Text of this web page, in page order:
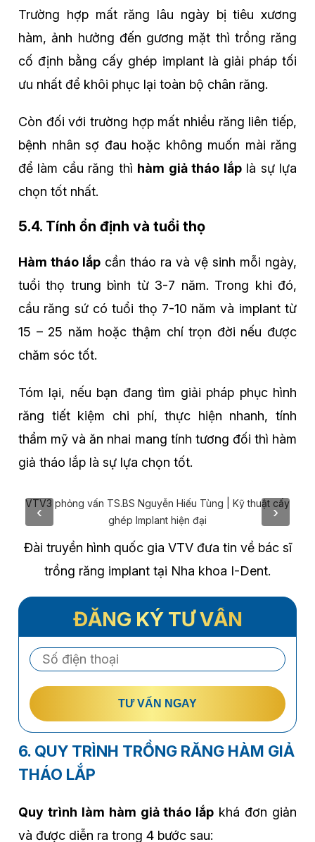
Trường hợp mất răng lâu ngày bị tiêu xương
hàm, ảnh hưởng đến gương mặt thì trồng răng
cố định bằng cấy ghép implant là giải pháp tối
ưu nhất để khôi phục lại toàn bộ chân răng.
Còn đối với trường hợp mất nhiều răng liên tiếp,
bệnh nhân sợ đau hoặc không muốn mài răng
để làm cầu răng thì hàm giả tháo lắplà sự lựa
chọn tốt nhất.
5.4. Tính ổn định và tuổi thọ
Hàm tháo lắp cần tháo ra và vệ sinh mỗi ngày,
tuổi thọ trung bình từ 3-7 năm. Trong khi đó,
cầu răng sứ có tuổi thọ 7-10 năm và implant từ
15 – 25 năm hoặc thậm chí trọn đời nếu được
chăm sóc tốt.
Tóm lại, nếu bạn đang tìm giải pháp phục hình
răng tiết kiệm chi phí, thực hiện nhanh, tính
thẩm mỹ và ăn nhai mang tính tương đối thì hàm
giả tháo lắp là sự lựa chọn tốt.
VTV3 phỏng vấn TS.BS Nguyễn Hiếu Tùng | Kỹ thuật cấy
ghép Implant hiện đại
Đài truyền hình quốc gia VTV đưa tin về bác sĩ
trồng răng implant tại Nha khoa I-Dent.
ĐĂNG KÝ TƯ VẤN
TƯ VẤN NGAY
6. QUY TRÌNH TRỒNG RĂNG HÀM GIẢ
THÁO LẮP
Quy trình làm hàm giả tháo lắp khá đơn giản
và được diễn ra trong 4 bước sau: